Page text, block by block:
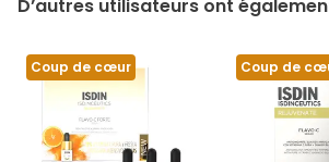
D’autres utilisateurs ont
Coup de cœur Coup de